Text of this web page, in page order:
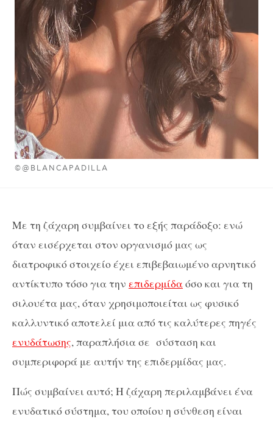
©@BLANCAPADILLA
Με τη ζάχαρη συμβαίνει το εξής παράδοξο: ενώ
όταν εισέρχεται στον οργανισμό μας ως
διατροφικό στοιχείο έχει επιβεβαιωμένο αρνητικό
αντίκτυπο τόσο για την επιδερμίδαόσο και για τη
σιλουέτα μας, όταν χρησιμοποιείται ως φυσικό
καλλυντικό αποτελεί μια από τις καλύτερες πηγές
ενυδάτωσης, παραπλήσια σε σύσταση και
συμπεριφορά με αυτήν της επιδερμίδας μας.
Πώς συμβαίνει αυτό; Η ζάχαρη περιλαμβάνει ένα
ενυδατικό σύστημα, του οποίου η σύνθεση είναι